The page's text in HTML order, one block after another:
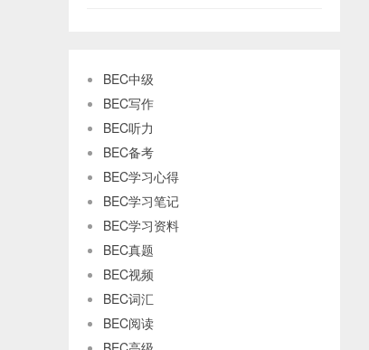
BEC中级
BEC写作
BEC听力
BEC备考
BEC学习心得
BEC学习笔记
BEC学习资料
BEC真题
BEC视频
BEC词汇
BEC阅读